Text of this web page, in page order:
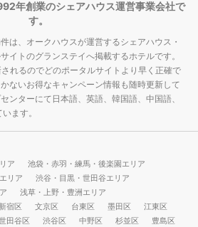
年創業のシェアハウス運営事業会社で
す。
は、オークハウスが運営するシェアハウス・
イトのグランステイへ掲載するホテルです。
れるのでどのポータルサイトより早く正確で
ないお得なキャンペーン情報も随時更新して
ンターにて日本語、英語、韓国語、中国語、
ます。
ア
池袋・赤羽・練馬・後楽園エリア
リア
渋谷・目黒・世田谷エリア
浅草・上野・豊洲エリア
宿区 文京区 台東区 墨田区
江東区
田谷区 渋谷区 中野区 杉並区
豊島区